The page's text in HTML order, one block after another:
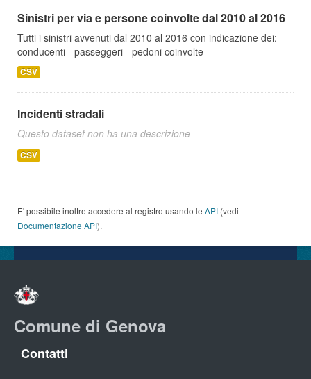
Sinistri per via e persone coinvolte dal 2010 al 2016
Tutti i sinistri avvenuti dal 2010 al 2016 con indicazione dei:
conducenti - passeggeri - pedoni coinvolte
CSV
Incidenti stradali
Questo dataset non ha una descrizione
CSV
E' possibile inoltre accedere al registro usando le API (vedi
Documentazione API).
Comune di Genova
Contatti